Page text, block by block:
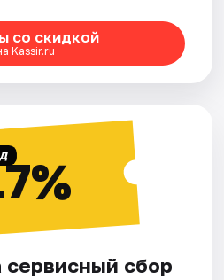
со скидкой
Kassir.ru
сервисный сбор